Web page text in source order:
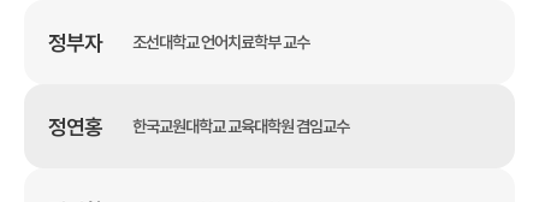
정부자 조선대학교 언어치료학부 교수
정연홍 한국교원대학교 교육대학원 겸임교수